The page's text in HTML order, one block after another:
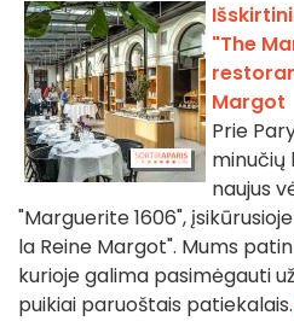
"The
Margot
Prie
minučių
naujus
"Marguerite 1606",
la Reine Margot". Mums
kurioje galima pasimėgauti
puikiai paruoštais patiekalais.